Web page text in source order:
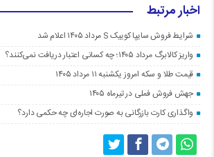
اخبار مرتبط
شرایط فروش سایپا کوییک S مرداد ۱۴۰۵ اعلام شد
واریز کالابرگ مرداد ۱۴۰۵؛ چه کسانی اعتبار دریافت نمی‌کنند؟
قیمت طلا و سکه امروز یکشنبه ۱۱ مرداد ۱۴۰۵
جهش فروش فملی در تیرماه ۱۴۰۵
واگذاری کارت بازرگانی به صورت اجاره‌ای چه حکمی دارد؟